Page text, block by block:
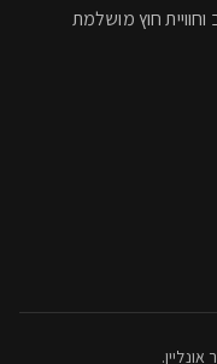
וחוויית חוץ מושלמת
.